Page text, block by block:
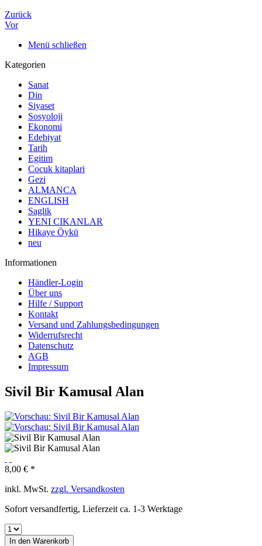
Zurück
Vor
Menü schließen
Kategorien
Sanat
Din
Siyaset
Sosyoloji
Ekonomi
Edebiyat
Tarih
Egitim
Cocuk kitaplari
Gezi
ALMANCA
ENGLISH
Saglik
YENI CIKANLAR
Hikaye Öykü
neu
Informationen
Händler-Login
Über uns
Hilfe / Support
Kontakt
Versand und Zahlungsbedingungen
Widerrufsrecht
Datenschutz
AGB
Impressum
Sivil Bir Kamusal Alan
8,00 € *
inkl. MwSt. zzgl. Versandkosten
Sofort versandfertig, Lieferzeit ca. 1-3 Werktage
In den Warenkorb